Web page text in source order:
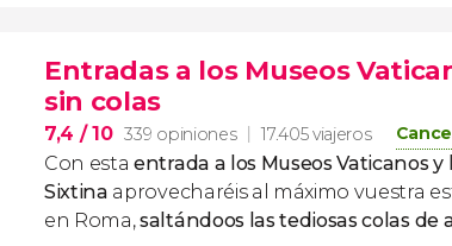
Entradas a los Museos
sin colas
7,4 / 10 339 opiniones 17.405 viajeros
Con estaentrada a los Museos Vaticanos y
Sixtina aprovecharéis al máximo vuestra
en Roma,saltándoos las tediosas colas de